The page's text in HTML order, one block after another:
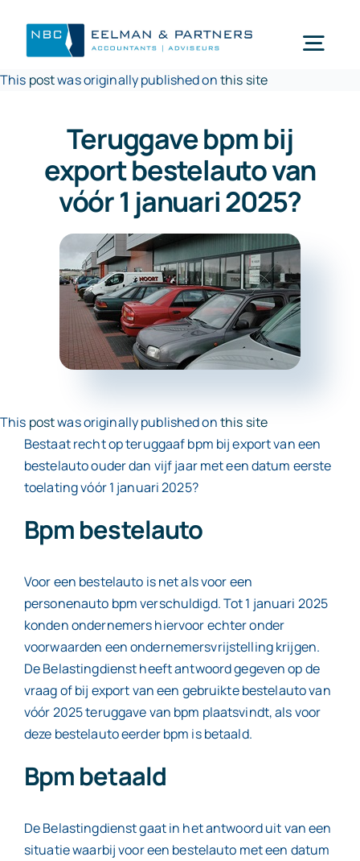
inhoud
Wie zijn wij
Mijn NBC Eelman & Partners
Nieuws
Werken bij
This postwas originally published onthis site
Teruggave bpm bij
export bestelauto van
vóór 1 januari 2025?
This postwas originally published onthis site
Bestaat recht op teruggaaf bpm bij export van een
bestelauto ouder dan vijf jaar met een datum eerste
toelating vóór 1 januari 2025?
Bpm bestelauto
Voor een bestelauto is net als voor een
personenauto bpm verschuldigd. Tot 1 januari 2025
konden ondernemers hiervoor echter onder
voorwaarden een ondernemersvrijstelling krijgen.
De Belastingdienst heeft antwoord gegeven op de
vraag of bij export van een gebruikte bestelauto van
vóór 2025 teruggave van bpm plaatsvindt, als voor
deze bestelauto eerder bpm is betaald.
Bpm betaald
De Belastingdienst gaat in het antwoord uit van een
situatie waarbij voor een bestelauto met een datum